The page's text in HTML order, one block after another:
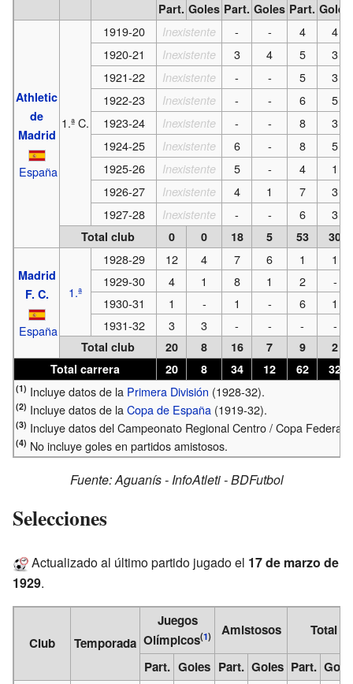
Part. Goles Part. Goles Part. Goles
Athletic
de
Madrid
España
1.ª C.
1919-20 Inexistente - - 4
4
1920-21
Inexistente 3 4 5
3
1921-22
Inexistente - - 5
3
1922-23
Inexistente - - 6
5
1923-24
Inexistente - - 8
3
1924-25
Inexistente 6 - 8
5
1925-26
Inexistente 5 - 4
1
1926-27
Inexistente 4 1 7
3
1927-28
Inexistente - - 6 3
Total club 0 0 18 5 53 30
Madrid
F. C.
España
1.ª
1928-29 12 4 7 6 1
1
1929-30
4 1 8 1 2
-
1930-31
1 - 1 - 6
1
1931-32
3 3 - - - -
Total club 20 8 16 7 9
2
Total carrera
20 8 34 12 62 32
(1) Incluye datos de la Primera División (1928-32).
(2) Incluye datos de laCopa de España (1919-32).
(3) Incluye datos del Campeonato Regional Centro / Copa
(4) No incluye goles en partidos amistosos.
Fuente:Aguanís- InfoAtleti-BDFutbol
Selecciones
Actualizado al último partido jugado el 17 de marzo de
1929.
Club Temporada
Juegos
Olímpicos(1) Amistosos Total
Part. Goles Part. Goles Part.